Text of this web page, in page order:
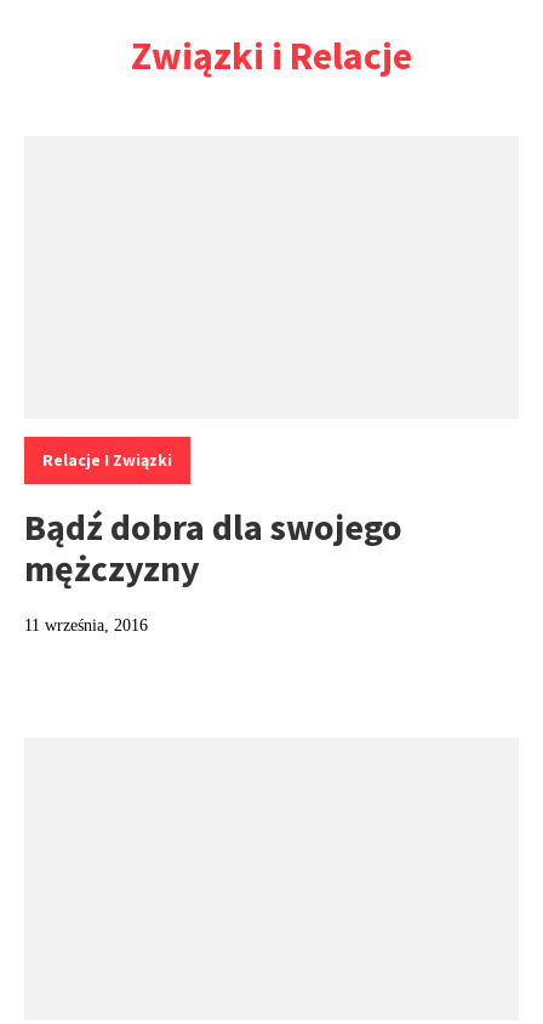
Związki i Relacje
Kategorie:
Relacje I Związki
Bądź dobra dla swojego
mężczyzny
11 września, 2016